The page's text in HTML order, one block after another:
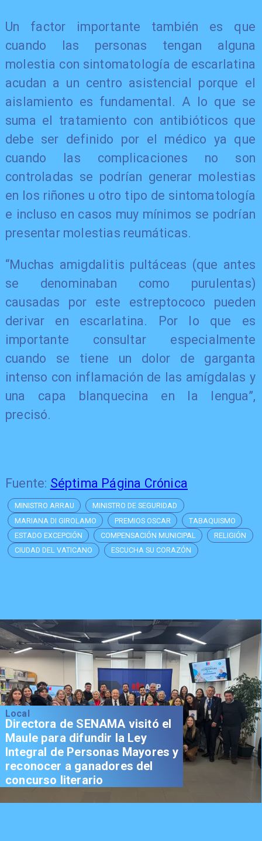
Un factor importante también es que
cuando las personas tengan alguna
molestia con sintomatología de escarlatina
acudan a un centro asistencial porque el
aislamiento es fundamental. A lo que se
suma el tratamiento con antibióticos que
debe ser definido por el médico ya que
cuando las complicaciones no son
controladas se podrían generar molestias
en los riñones u otro tipo de sintomatología
e incluso en casos muy mínimos se podrían
presentar molestias reumáticas.
“Muchas amigdalitis pultáceas (que antes
se denominaban como purulentas)
causadas por este estreptococo pueden
derivar en escarlatina. Por lo que es
importante consultar especialmente
cuando se tiene un dolor de garganta
intenso con inflamación de las amígdalas y
una capa blanquecina en la lengua”,
precisó.
Fuente: Séptima Página Crónica
MINISTRO ARRAU
MINISTRO DE SEGURIDAD
MARIANA DI GIROLAMO
PREMIOS OSCAR
TABAQUISMO
ESTADO EXCEPCIÓN
COMPENSACIÓN MUNICIPAL
RELIGIÓN
CIUDAD DEL VATICANO
ESCUCHA SU CORAZÓN
Local
Directora de SENAMA visitó el
Maule para difundir la Ley
Integral de Personas Mayores y
reconocer a ganadores del
concurso literario